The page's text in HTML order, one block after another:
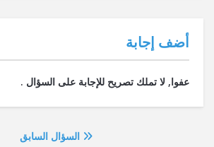
‫أضف إجابة
السؤال السابق